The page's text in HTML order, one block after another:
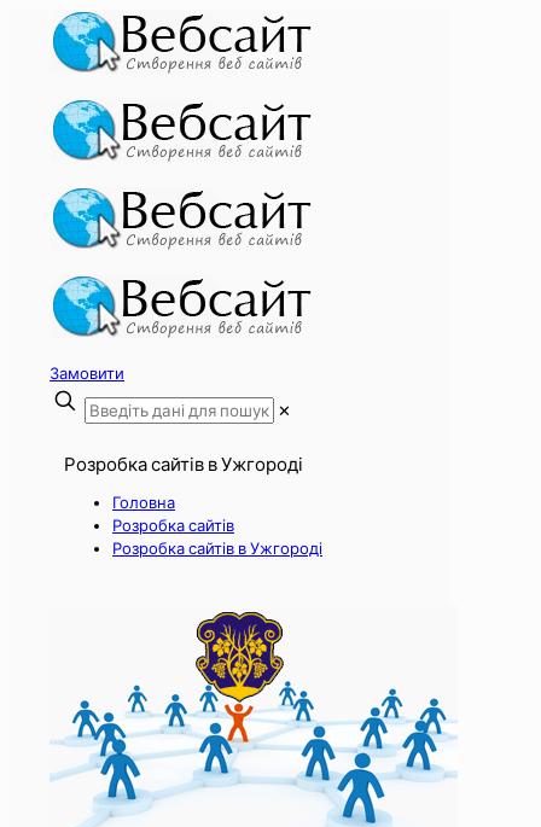
Замовити
✕
Розробка сайтів в Ужгороді
Головна
Розробка сайтів
Розробка сайтів в Ужгороді